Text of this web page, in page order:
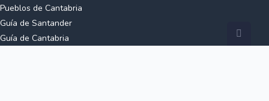
Pueblos de Cantabria
Guía de Santander
Guía de Cantabria